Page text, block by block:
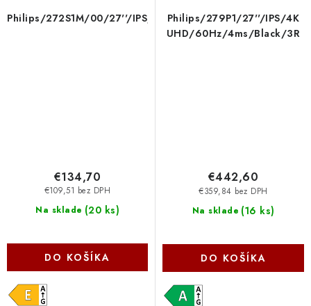
Philips/272S1M/00/27''/IPS/FHD/75Hz/4ms/Black/3R
Na sklade (20 ks)
€109,51 bez DPH
€134,70
DO KOŠÍKA
Philips/279P1/27''/IPS/4K
UHD/60Hz/4ms/Black/3R
Na sklade (16 ks)
€359,84 bez DPH
€442,60
DO KOŠÍKA